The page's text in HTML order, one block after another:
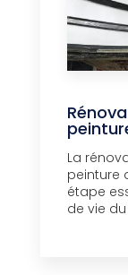
La
peinture
étape
de vie